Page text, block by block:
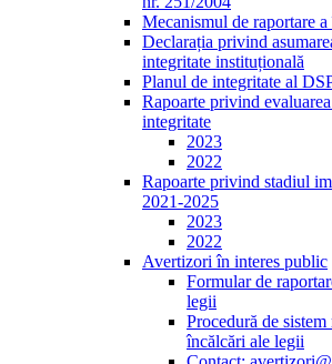
Mecanismul de raportare
Declarația privind
integritate instituțională
Planul de integritate al
Rapoarte privind
integritate
2023
2022
Rapoarte privind stadiul
2021-2025
2023
2022
Avertizori în interes public
Formular de
legii
Procedură de
încălcări ale legii